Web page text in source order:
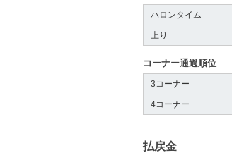
ハロンタイム
上り
コーナー通過順位
3コーナー
4コーナー
払戻金